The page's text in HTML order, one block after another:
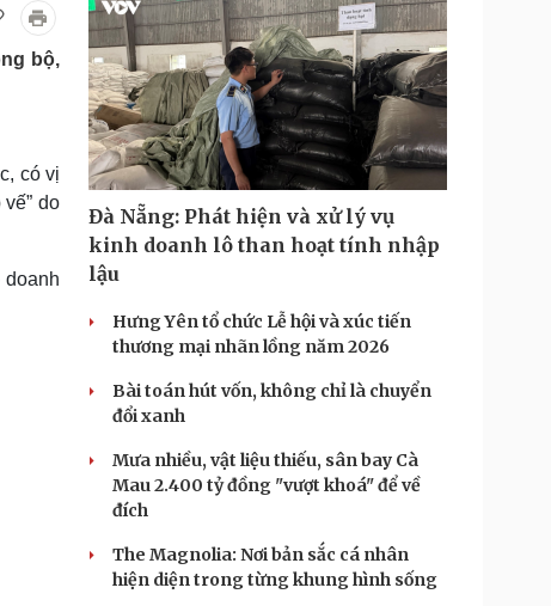
Doanh nghiệp
Thông tin doanh nghiệp
Doanh nghiệp 24h
Doanh nhân
Vì cộng đồng
Công nghệ
Sành điệu
Tin Công nghệ
Trải nghiệm
Chuyển đổi số
Săn Tour
Podcast
Câu chuyện thời sự
Cửa sổ tình yêu
Kể chuyện cho bé
Hạt giống tâm hồn
bộ,
có vị
do
Đà Nẵng: Phát hiện và xử lý vụ
kinh doanh lô than hoạt tính nhập
lậu
Hưng Yên tổ chức Lễ hội và xúc tiến
thương mại nhãn lồng năm 2026
Bài toán hút vốn, không chỉ là chuyển
đổi xanh
Mưa nhiều, vật liệu thiếu, sân bay Cà
Mau 2.400 tỷ đồng "vượt khoá" để về
đích
The Magnolia: Nơi bản sắc cá nhân
hiện diện trong từng khung hình sống